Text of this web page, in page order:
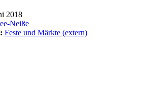
2018
Neiße
Feste und Märkte (extern)